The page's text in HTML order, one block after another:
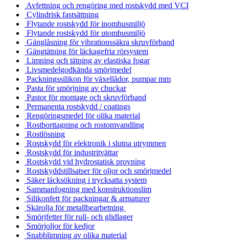
Avfettning och rengöring med rostskydd med VCI
Cylindrisk fastsättning
Flytande rostskydd för inomhusmiljö
Flytande rostskydd för utomhusmiljö
Gänglåsning för vibrationssäkra skruvförband
Gängtätning för läckagefria rörsystem
Limning och tätning av elastiska fogar
Livsmedelgodkända smörjmedel
Packningssilikon för växellådor, pumpar mm
Pasta för smörjning av chuckar
Pastor för montage och skruvförband
Permanenta rostskydd / coatings
Rengöringsmedel för olika material
Rostborttagning och rostomvandling
Rostlösning
Rostskydd för elektronik i slutna utrymmen
Rostskydd för industritvättar
Rostskydd vid hydrostatisk provning
Rostskyddstillsatser för oljor och smörjmedel
Säker läcksökning i trycksatta system
Sammanfogning med konstruktionslim
Silikonfett för packningar & armaturer
Skärolja för metallbearbetning
Smörjfetter för rull- och glidlager
Smörjoljor för kedjor
Snabblimning av olika material